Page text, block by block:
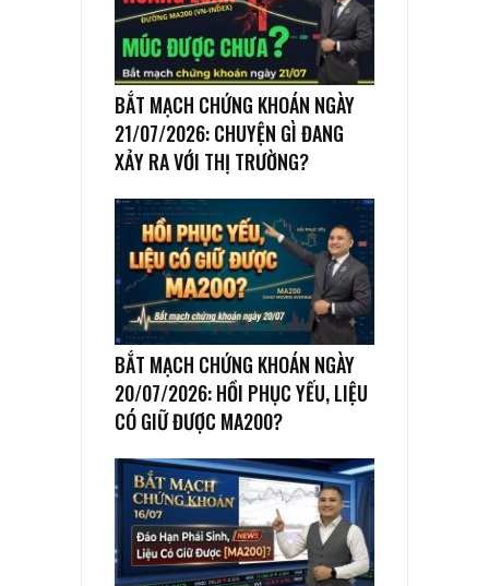
BẮT MẠCH CHỨNG KHOÁN NGÀY
21/07/2026: CHUYỆN GÌ ĐANG
XẢY RA VỚI THỊ TRƯỜNG?
BẮT MẠCH CHỨNG KHOÁN NGÀY
20/07/2026: HỒI PHỤC YẾU, LIỆU
CÓ GIỮ ĐƯỢC MA200?